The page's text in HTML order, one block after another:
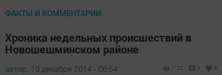
ФАКТЫ И КОММЕНТАРИИ
Хроника недельных происшествий в
Новошешминском районе
автор, 19 декабря 2014 - 06:54 1122 0 0